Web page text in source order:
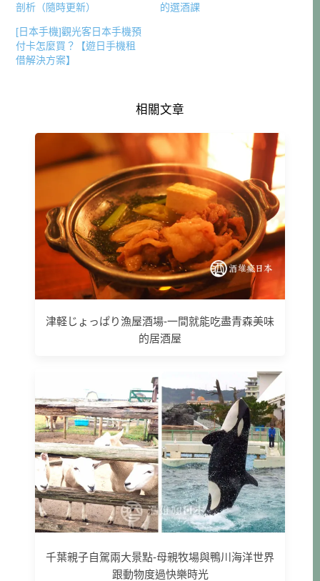
剖析（隨時更新）
的選酒課
[日本手機]觀光客日本手機預
付卡怎麼買？【遊日手機租
借解決方案】
相關文章
津軽じょっぱり漁屋酒場-一間就能吃盡青森美味
的居酒屋
千葉親子自駕兩大景點-母親牧場與鴨川海洋世界
跟動物度過快樂時光